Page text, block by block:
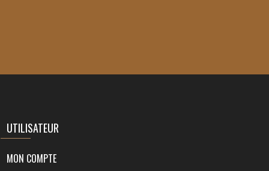
UTILISATEUR
MON COMPTE